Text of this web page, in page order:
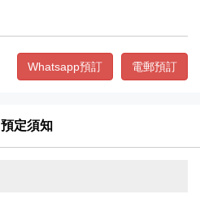
Whatsapp預訂 電郵預訂
預定須知